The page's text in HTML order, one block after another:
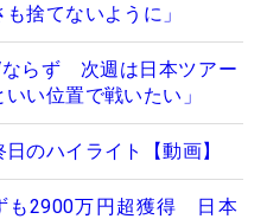
捨てないように」
らず 次週は日本ツアー
い位置で戦いたい」
のハイライト【動画】
も2900万円超獲得 日本